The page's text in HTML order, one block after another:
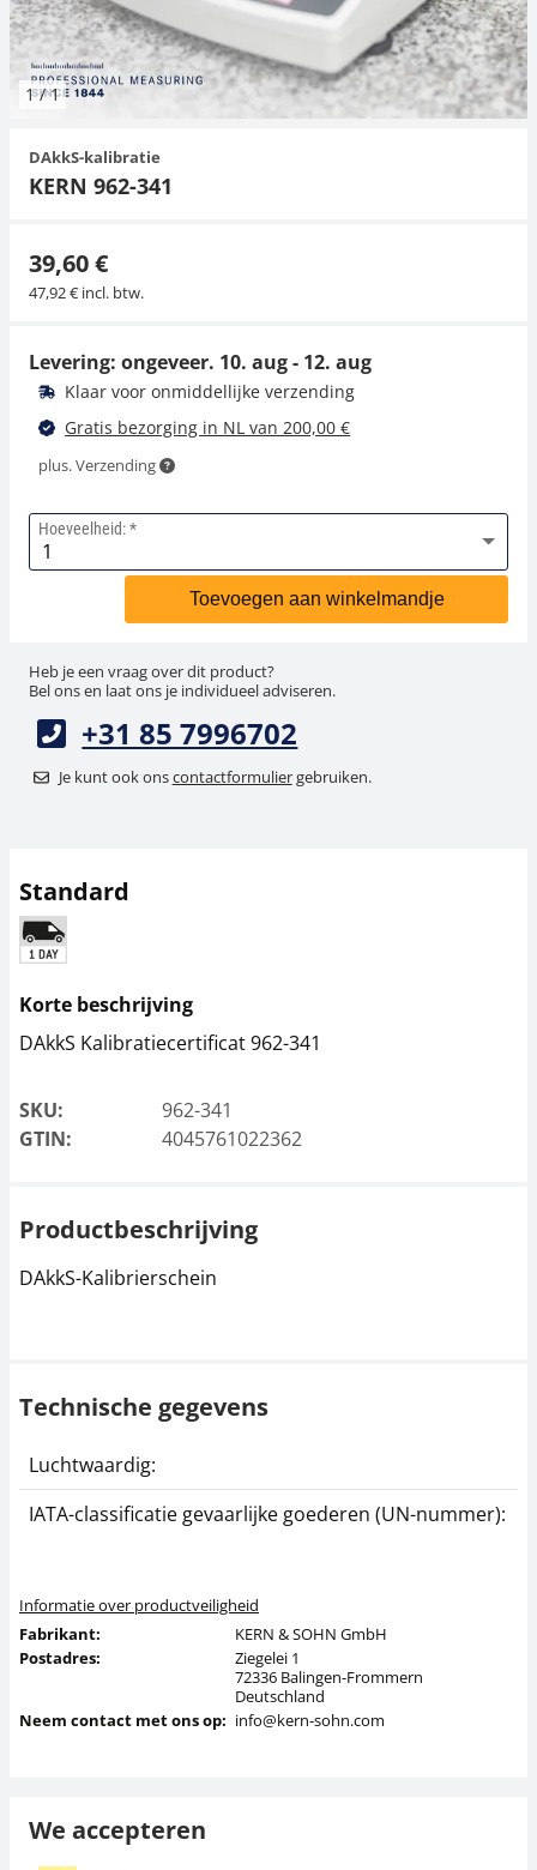
1/1
DAkkS-kalibratie
KERN 962-341
39,60 €
47,92 € incl. btw.
Levering: ongeveer. 10. aug - 12. aug
Klaar voor onmiddellijke verzending
Gratis bezorging in NL van 200,00 €
plus. Verzending
Hoeveelheid:
Toevoegen aan winkelmandje
Heb je een vraag over dit product?
Bel ons en laat ons je individueel adviseren.
+31 85 7996702
Je kunt ook onscontactformuliergebruiken.
Standard
Korte beschrijving
DAkkS Kalibratiecertificat 962-341
SKU:
962-341
GTIN:
4045761022362
Productbeschrijving
DAkkS-Kalibrierschein
Technische gegevens
Luchtwaardig:
IATA-classificatie gevaarlijke goederen (UN-nummer):
Informatie over productveiligheid
Fabrikant:
KERN & SOHN GmbH
Postadres:
Ziegelei 1
72336 Balingen-Frommern
Deutschland
Neem contact met ons op: info@kern-sohn.com
We accepteren
Hangende weegschalen
Orgelschalen
Spannings- en compressiebelastingcellen
Videomicroscopen
Toepassingen voor experts
Suiker
Newton-gewichten
Geluidsniveaumeter
Overig